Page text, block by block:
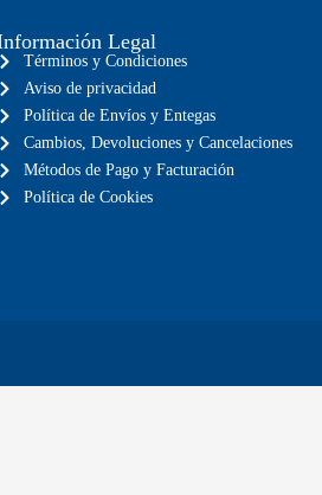
Legal
Términos y Condiciones
Aviso de privacidad
Política de Envíos y Entegas
Cambios, Devoluciones y Cancelaciones
Métodos de Pago y Facturación
Política de Cookies